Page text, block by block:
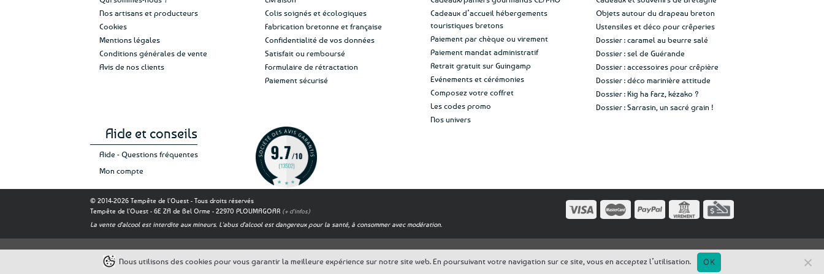
Nos artisans et producteurs
Cookies
Mentions légales
Conditions générales de vente
Avis de nos clients
Colis soignés et écologiques
Fabrication bretonne et française
Confidentialité de vos données
Satisfait ou remboursé
Formulaire de rétractation
Paiement sécurisé
Cadeaux d’accueil hébergements
touristiques bretons
Paiement par chèque ou virement
Paiement mandat administratif
Retrait gratuit sur Guingamp
Evénements et cérémonies
Composez votre coffret
Les codes promo
Nos univers
Objets autour du drapeau breton
Ustensiles et déco pour crêperies
Dossier : caramel au beurre salé
Dossier : sel de Guérande
Dossier : accessoires pour crêpière
Dossier : déco marinière attitude
Dossier : Kig ha Farz, kézako ?
Dossier : Sarrasin, un sacré grain !
Aide et conseils
Aide - Questions fréquentes
Mon compte
© 2014-2026 Tempête de l'Ouest - Tous droits réservés
Tempête de l'Ouest - 6E ZA de Bel Orme - 22970 PLOUMAGOAR (+ d'infos)
La vente d'alcool est interdite aux mineurs. L'abus d'alcool est dangereux pour la santé, à consommer avec modération.
Nous utilisons des cookies pour vous garantir la meilleure expérience sur notre site web. En poursuivant votre navigation sur ce site, vous en acceptez l’utilisation. OK